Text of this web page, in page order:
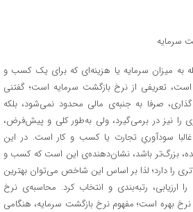
سرمایه
میزان سرمایه یا هزینه‌ای که برای یک کسب و
تعریفی از نرخ بازگشت سرمایه است؛ گفتنی
صرفا به جنبه‌ی مالی محدود نمی‌شود، بلکه
را نیز در برمی‌گیرد، ولی به‌طور کلی و پیش‌فرض،
سودآوریِ تجارت یا کسب و کار است. در این
بزرگ‌تر باشد، نشان‌دهنده‌ی این است که کسب و
را دارد؛ لذا بر اساس این شاخص می‌توان بهترین
رتبه‌بندی و انتخاب کرد. محاسبه‌ی نرخ
بهره است؛ مفهوم نرخ بازگشت سرمایه، هنگامی